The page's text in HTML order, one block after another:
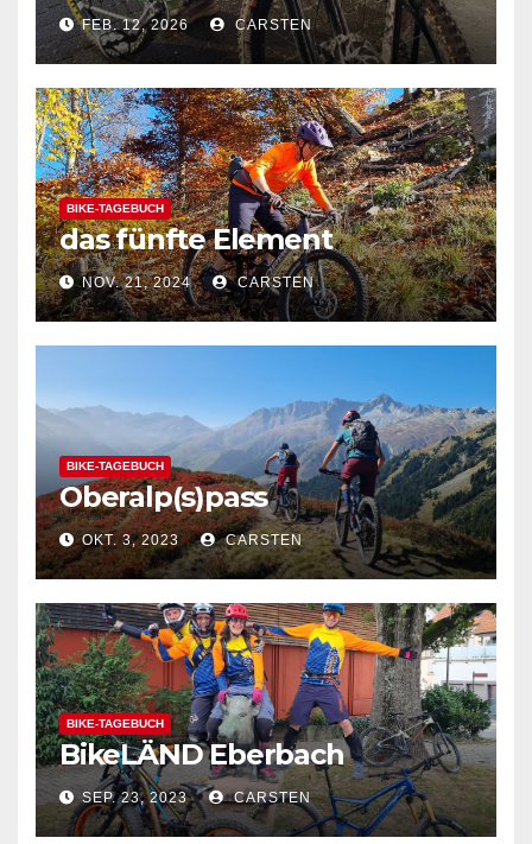
FEB. 12, 2026 CARSTEN
BIKE-TAGEBUCH
das fünfte Element
NOV. 21, 2024 CARSTEN
BIKE-TAGEBUCH
Oberalp(s)pass
OKT. 3, 2023 CARSTEN
BIKE-TAGEBUCH
BikeLÄND Eberbach
SEP. 23, 2023 CARSTEN